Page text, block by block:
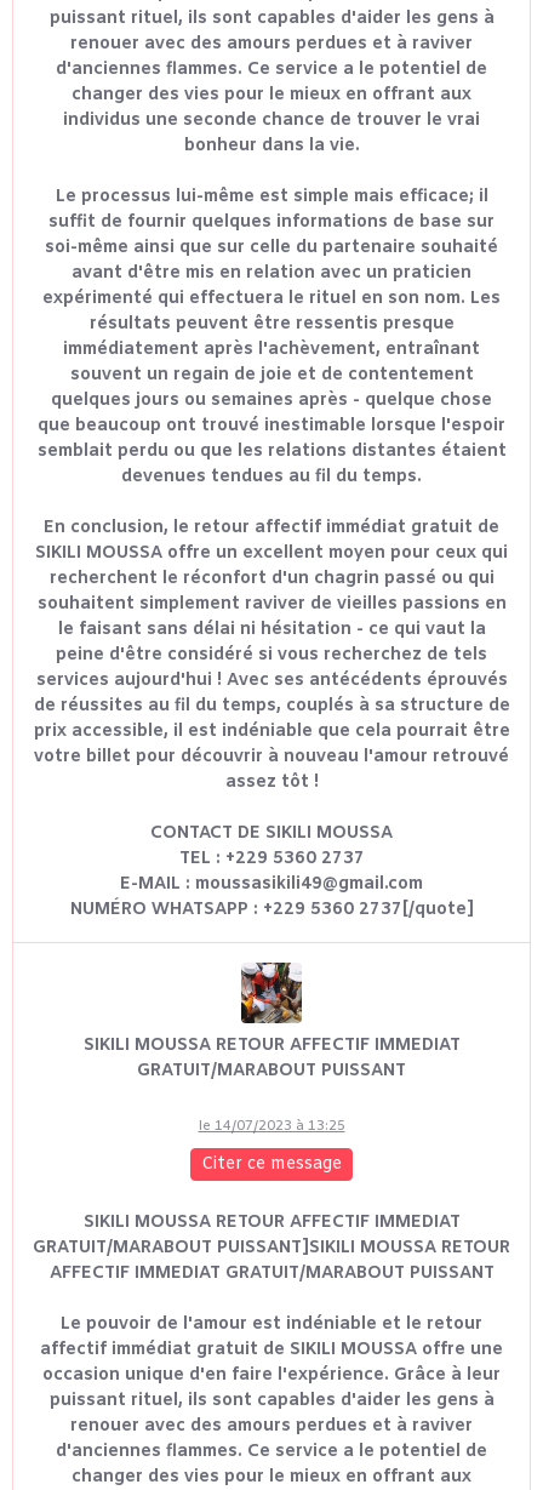
puissant rituel, ils sont capables d'aider les gens à
renouer avec des amours perdues et à raviver
d'anciennes flammes. Ce service a le potentiel de
changer des vies pour le mieux en offrant aux
individus une seconde chance de trouver le vrai
bonheur dans la vie.
Le processus lui-même est simple mais efficace; il
suffit de fournir quelques informations de base sur
soi-même ainsi que sur celle du partenaire souhaité
avant d'être mis en relation avec un praticien
expérimenté qui effectuera le rituel en son nom. Les
résultats peuvent être ressentis presque
immédiatement après l'achèvement, entraînant
souvent un regain de joie et de contentement
quelques jours ou semaines après - quelque chose
que beaucoup ont trouvé inestimable lorsque l'espoir
semblait perdu ou que les relations distantes étaient
devenues tendues au fil du temps.
En conclusion, le retour affectif immédiat gratuit de
SIKILI MOUSSA offre un excellent moyen pour ceux qui
recherchent le réconfort d'un chagrin passé ou qui
souhaitent simplement raviver de vieilles passions en
le faisant sans délai ni hésitation - ce qui vaut la
peine d'être considéré si vous recherchez de tels
services aujourd'hui ! Avec ses antécédents éprouvés
de réussites au fil du temps, couplés à sa structure de
prix accessible, il est indéniable que cela pourrait être
votre billet pour découvrir à nouveau l'amour retrouvé
assez tôt !
CONTACT DE SIKILI MOUSSA
TEL : +229 5360 2737
E-MAIL : moussasikili49@gmail.com
NUMÉRO WHATSAPP : +229 5360 2737[/quote]
SIKILI MOUSSA RETOUR AFFECTIF IMMEDIAT
GRATUIT/MARABOUT PUISSANT
le 14/07/2023 à 13:25
Citer ce message
SIKILI MOUSSA RETOUR AFFECTIF IMMEDIAT
GRATUIT/MARABOUT PUISSANT]SIKILI MOUSSA RETOUR
AFFECTIF IMMEDIAT GRATUIT/MARABOUT PUISSANT
Le pouvoir de l'amour est indéniable et le retour
affectif immédiat gratuit de SIKILI MOUSSA offre une
occasion unique d'en faire l'expérience. Grâce à leur
puissant rituel, ils sont capables d'aider les gens à
renouer avec des amours perdues et à raviver
d'anciennes flammes. Ce service a le potentiel de
changer des vies pour le mieux en offrant aux